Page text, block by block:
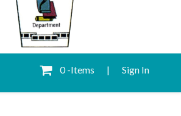
0 -Items | Sign In